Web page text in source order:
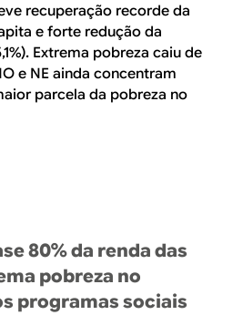
recuperação recorde da
e forte redução da
Extrema pobreza caiu de
e NE ainda concentram
parcela da pobreza no
80% da renda das
pobreza no
programas sociais